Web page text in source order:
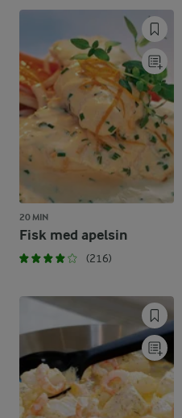
20 MIN
Fisk med apelsin
(216)